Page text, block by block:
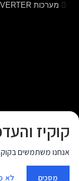
מערכות Multi INVERTER
© כל
קוקיז
אנחנו משתמשים
מסכים לא